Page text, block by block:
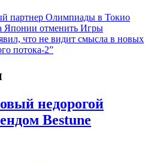
партнер Олимпиады в Токио
Японии отменить Игры
что не видит смысла в новых
потока-2”
недорогой
Bestune